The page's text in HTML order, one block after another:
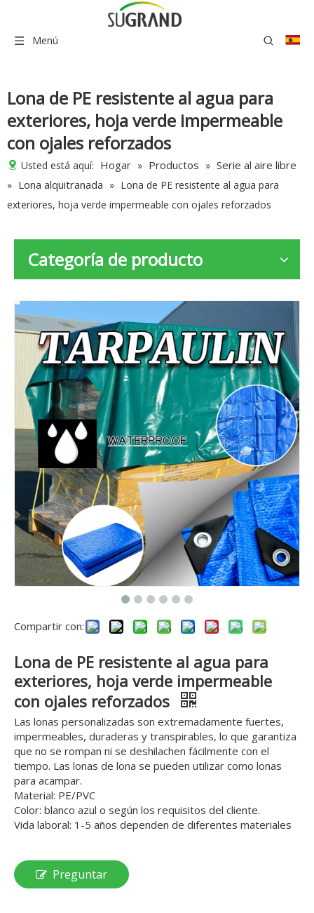
Menú
Lona de PE resistente al agua para
exteriores, hoja verde impermeable
con ojales reforzados
Usted está aquí: Hogar » Productos » Serie al aire libre
» Lona alquitranada » Lona de PE resistente al agua para
exteriores, hoja verde impermeable con ojales reforzados
Categoría de producto
Compartir con:
Lona de PE resistente al agua para
exteriores, hoja verde impermeable
con ojales reforzados
Las lonas personalizadas son extremadamente fuertes,
impermeables, duraderas y transpirables, lo que garantiza
que no se rompan ni se deshilachen fácilmente con el
tiempo. Las lonas de lona se pueden utilizar como lonas
para acampar.
Material: PE/PVC
Color: blanco azul o según los requisitos del cliente.
Vida laboral: 1-5 años dependen de diferentes materiales
Preguntar